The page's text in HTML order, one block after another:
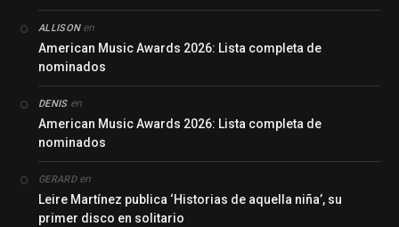
ALLISONen
American Music Awards 2026: Lista completa de
nominados
DENISen
American Music Awards 2026: Lista completa de
nominados
GERARDen
Leire Martínez publica ‘Historias de aquella niña’, su
primer disco en solitario